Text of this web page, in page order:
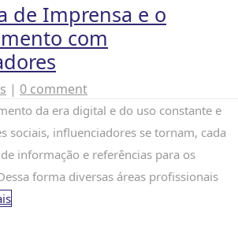
de Imprensa e o
com
| 0 comment
da era digital e do uso constante e
sociais, influenciadores se tornam, cada
informação e referências para os
forma diversas áreas profissionais